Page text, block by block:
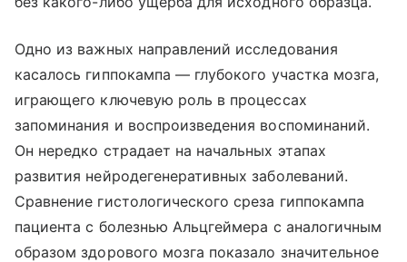
Одно из важных направлений исследования
касалось гиппокампа — глубокого участка мозга,
играющего ключевую роль в процессах
запоминания и воспроизведения воспоминаний.
Он нередко страдает на начальных этапах
развития нейродегенеративных заболеваний.
Сравнение гистологического среза гиппокампа
пациента с болезнью Альцгеймера с аналогичным
образом здорового мозга показало значительное